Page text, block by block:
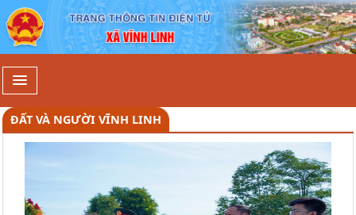
Đất và người Vĩnh Linh - Xã Vĩnh
ĐẤT VÀ NGƯỜI VĨNH LINH